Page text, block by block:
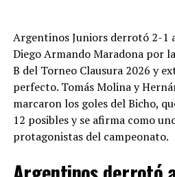
Inglaterra
mejorar la
El primer tiempo fue casi todo
manejó los ritmos, encontró
llegadas, aunque la falta de
Argentinos Juniors derrotó 2-1
Diego Armando Maradona por
B del Torneo Clausura 2026 y
perfecto. Tomás Molina y
marcaron los goles del Bicho,
12 posibles y se afirma como
protagonistas del campeonato.